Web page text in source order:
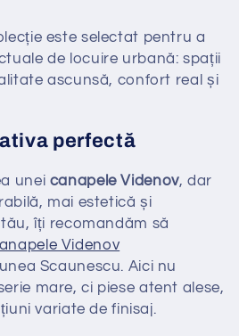
este selectat pentru a
de locuire urbană: spații
ascunsă, confort real și
perfectă
unei canapele Videnov, dar
mai estetică și
îți recomandăm să
Videnov
Scaunescu. Aici nu
mare, ci piese atent alese,
variate de finisaj.